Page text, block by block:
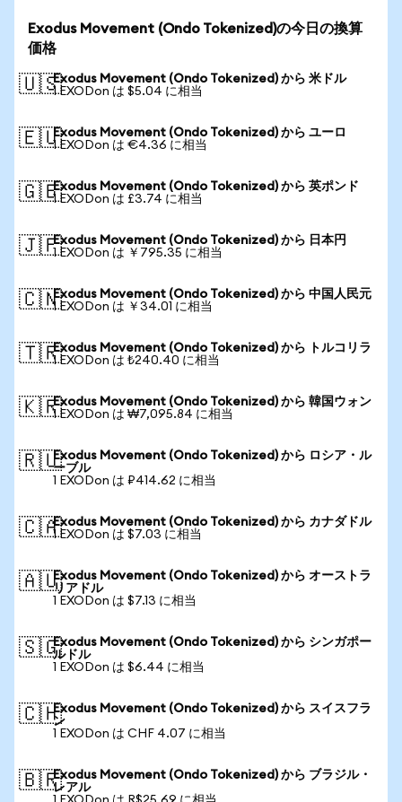
Exodus Movement (Ondo Tokenized)の今日の換算
価格
🇺🇸Exodus Movement (Ondo Tokenized) から 米ドル
1 EXODon は $5.04 に相当
🇪🇺Exodus Movement (Ondo Tokenized) から ユーロ
1 EXODon は €4.36 に相当
🇬🇧Exodus Movement (Ondo Tokenized) から 英ポンド
1 EXODon は £3.74 に相当
🇯🇵Exodus Movement (Ondo Tokenized) から 日本円
1 EXODon は ￥795.35 に相当
🇨🇳Exodus Movement (Ondo Tokenized) から 中国人民元
1 EXODon は ￥34.01 に相当
🇹🇷Exodus Movement (Ondo Tokenized) から トルコリラ
1 EXODon は ₺240.40 に相当
🇰🇷Exodus Movement (Ondo Tokenized) から 韓国ウォン
1 EXODon は ₩7,095.84 に相当
🇷🇺Exodus Movement (Ondo Tokenized) から ロシア・ル
ーブル
1 EXODon は ₽414.62 に相当
🇨🇦Exodus Movement (Ondo Tokenized) から カナダドル
1 EXODon は $7.03 に相当
🇦🇺Exodus Movement (Ondo Tokenized) から オーストラ
リアドル
1 EXODon は $7.13 に相当
🇸🇬Exodus Movement (Ondo Tokenized) から シンガポー
ルドル
1 EXODon は $6.44 に相当
🇨🇭Exodus Movement (Ondo Tokenized) から スイスフラ
ン
1 EXODon は CHF 4.07 に相当
🇧🇷Exodus Movement (Ondo Tokenized) から ブラジル・
レアル